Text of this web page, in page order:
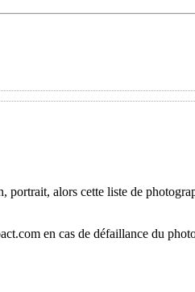
alors cette liste de
en cas de défaillance du